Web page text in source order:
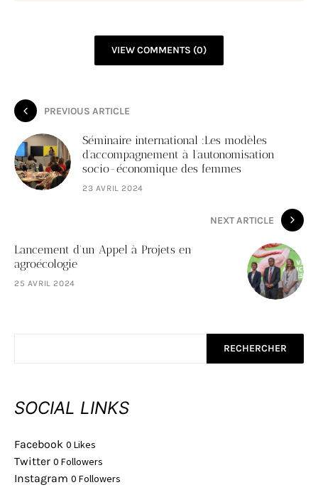
VIEW COMMENTS (0)
PREVIOUS ARTICLE
Séminaire international :Les modèles
d’accompagnement à l’autonomisation
socio-économique des femmes
23 AVRIL 2024
NEXT ARTICLE
Lancement d'un Appel à Projets en
agroécologie
25 AVRIL 2024
RECHERCHER
SOCIAL LINKS
Facebook 0 Likes
Twitter 0 Followers
Instagram 0 Followers